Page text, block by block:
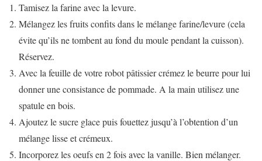
Tamisez la farine avec la levure.
Mélangez les fruits confits dans le mélange farine/levure (cela
évite qu’ils ne tombent au fond du moule pendant la cuisson).
Réservez.
Avec la feuille de votre robot pâtissier crémez le beurre pour lui
donner une consistance de pommade. A la main utilisez une
spatule en bois.
Ajoutez le sucre glace puis fouettez jusqu’à l’obtention d’un
mélange lisse et crémeux.
Incorporez les oeufs en 2 fois avec la vanille. Bien mélanger.